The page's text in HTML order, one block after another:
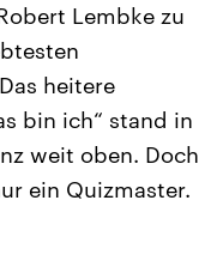
USA
Hintergründe
Wirtschaftlich und
gehören die Vereinigten
Lembke zu
heitere
bin ich“ stand in
weit oben. Doch
ein Quizmaster.